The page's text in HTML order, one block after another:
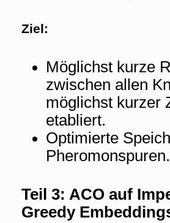
Ziel:
Möglichst kurze
zwischen allen
möglichst kurzer
etabliert.
Optimierte
Pheromonspuren.
Teil 3: ACO auf
Greedy